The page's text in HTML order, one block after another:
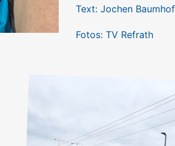
Text: Jochen Baumhof
Fotos: TV Refrath